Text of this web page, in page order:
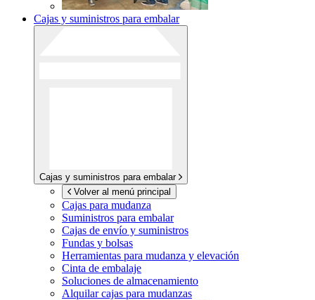
Cajas y suministros para embalar
Cajas y suministros para embalar
Volver al menú principal
Cajas para mudanza
Suministros para embalar
Cajas de envío y suministros
Fundas y bolsas
Herramientas para mudanza y elevación
Cinta de embalaje
Soluciones de almacenamiento
Alquilar cajas para mudanzas